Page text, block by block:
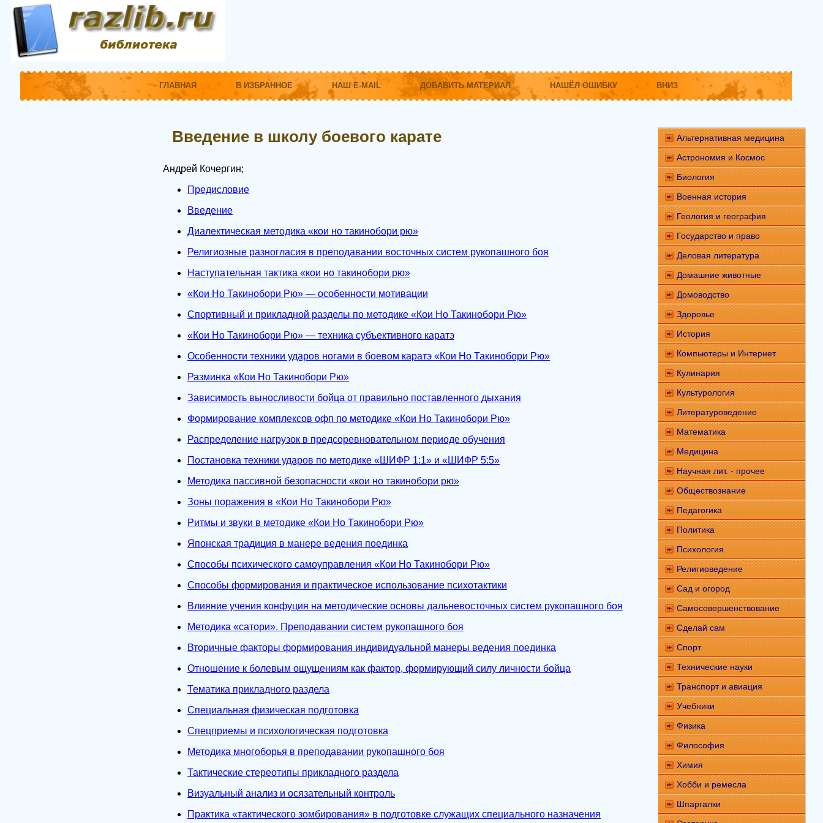
ГЛАВНАЯ В ИЗБРАННОЕ НАШ E-MAIL ДОБАВИТЬ МАТЕРИАЛ НАШЁЛ ОШИБКУ ВНИЗ
Введение в школу боевого карате
Андрей Кочергин;
Предисловие
Введение
Диалектическая методика «кои но такинобори рю»
Религиозные разногласия в преподавании восточных систем рукопашного боя
Наступательная тактика «кои но такинобори рю»
«Кои Но Такинобори Рю» — особенности мотивации
Спортивный и прикладной разделы по методике «Кои Но Такинобори Рю»
«Кои Но Такинобори Рю» — техника субъективного каратэ
Особенности техники ударов ногами в боевом каратэ «Кои Но Такинобори Рю»
Разминка «Кои Но Такинобори Рю»
Зависимость выносливости бойца от правильно поставленного дыхания
Формирование комплексов офп по методике «Кои Но Такинобори Рю»
Распределение нагрузок в предсоревновательном периоде обучения
Постановка техники ударов по методике «ШИФР 1:1» и «ШИФР 5:5»
Методика пассивной безопасности «кои но такинобори рю»
Зоны поражения в «Кои Но Такинобори Рю»
Ритмы и звуки в методике «Кои Но Такинобори Рю»
Японская традиция в манере ведения поединка
Способы психического самоуправления «Кои Но Такинобори Рю»
Cпособы формирования и практическое использование психотактики
Влияние учения конфуция на методические основы дальневосточных систем рукопашного боя
Методика «сатори». Преподавании систем рукопашного боя
Вторичные факторы формирования индивидуальной манеры ведения поединка
Отношение к болевым ощущениям как фактор, формирующий силу личности бойца
Тематика прикладного раздела
Специальная физическая подготовка
Cпецприемы и психологическая подготовка
Методика многоборья в преподавании рукопашного боя
Тактические стереотипы прикладного раздела
Визуальный анализ и осязательный контроль
Практика «тактического зомбирования» в подготовке служащих специального назначения
Альтернативная медицина
Астрономия и Космос
Биология
Военная история
Геология и география
Государство и право
Деловая литература
Домашние животные
Домоводство
Здоровье
История
Компьютеры и Интернет
Кулинария
Культурология
Литературоведение
Математика
Медицина
Научная лит. - прочее
Обществознание
Педагогика
Политика
Психология
Религиоведение
Сад и огород
Самосовершенствование
Сделай сам
Спорт
Технические науки
Транспорт и авиация
Учебники
Физика
Философия
Химия
Хобби и ремесла
Шпаргалки